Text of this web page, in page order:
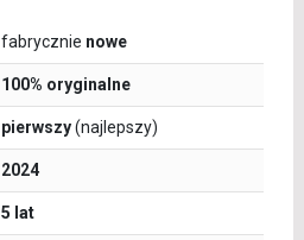
fabrycznie nowe
100% oryginalne
pierwszy(najlepszy)
2024
5 lat